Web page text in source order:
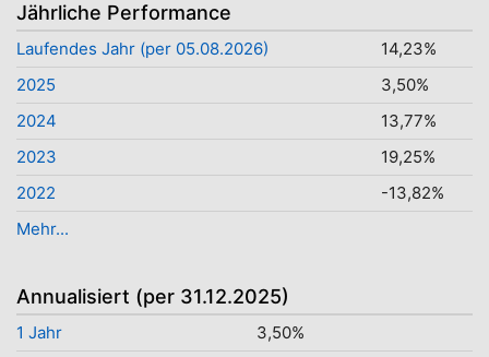
Jährliche Performance
Laufendes Jahr (per 05.08.2026)
14,23%
2025
3,50%
2024
13,77%
2023
19,25%
2022
-13,82%
Mehr...
Annualisiert (per 31.12.2025)
1 Jahr
3,50%